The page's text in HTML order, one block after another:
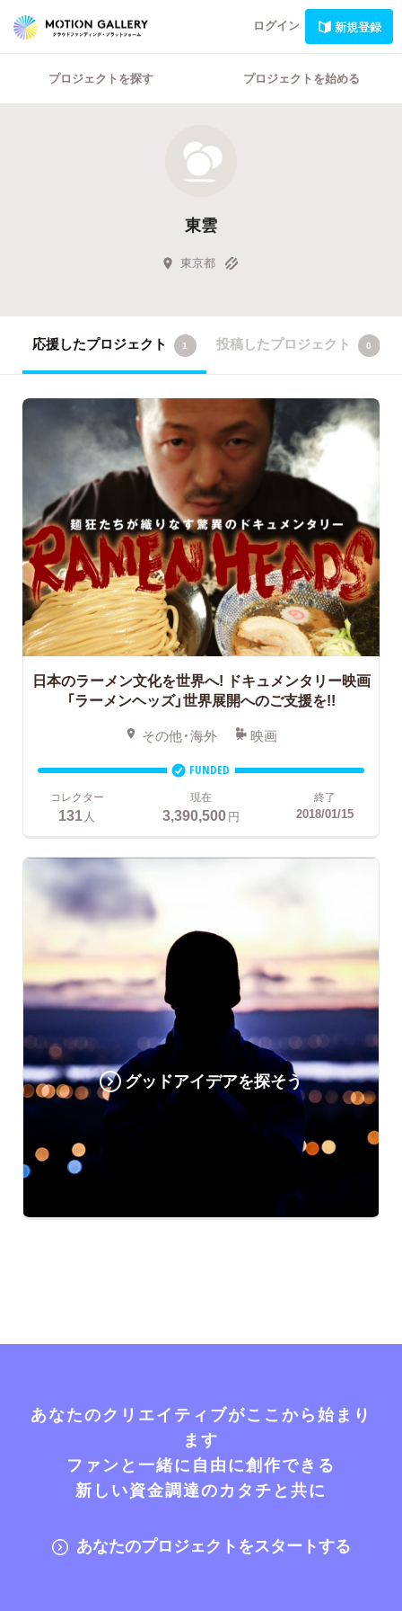
ログイン 新規登録
プロジェクトを探す プロジェクトを始める
東雲
東京都
応援したプロジェクト 1 投稿したプロジェクト 0
日本のラーメン文化を世界へ! ドキュメンタリー映画
「ラーメンヘッズ」世界展開へのご支援を!!
その他・海外 映画
FUNDED
コレクター
131 人
現在
3,390,500円
終了
2018/01/15
グッドアイデアを探そう
あなたのクリエイティブがここから始まり
ます
ファンと一緒に自由に創作できる
新しい資金調達のカタチと共に
あなたのプロジェクトをスタートする